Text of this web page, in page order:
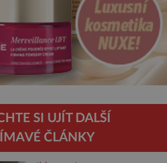
SI UJÍT DALŠÍ
ČLÁNKY